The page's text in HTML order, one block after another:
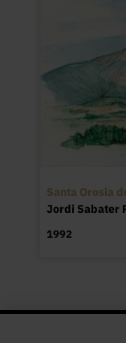
Santa Orosia
Jordi Sabater
1992